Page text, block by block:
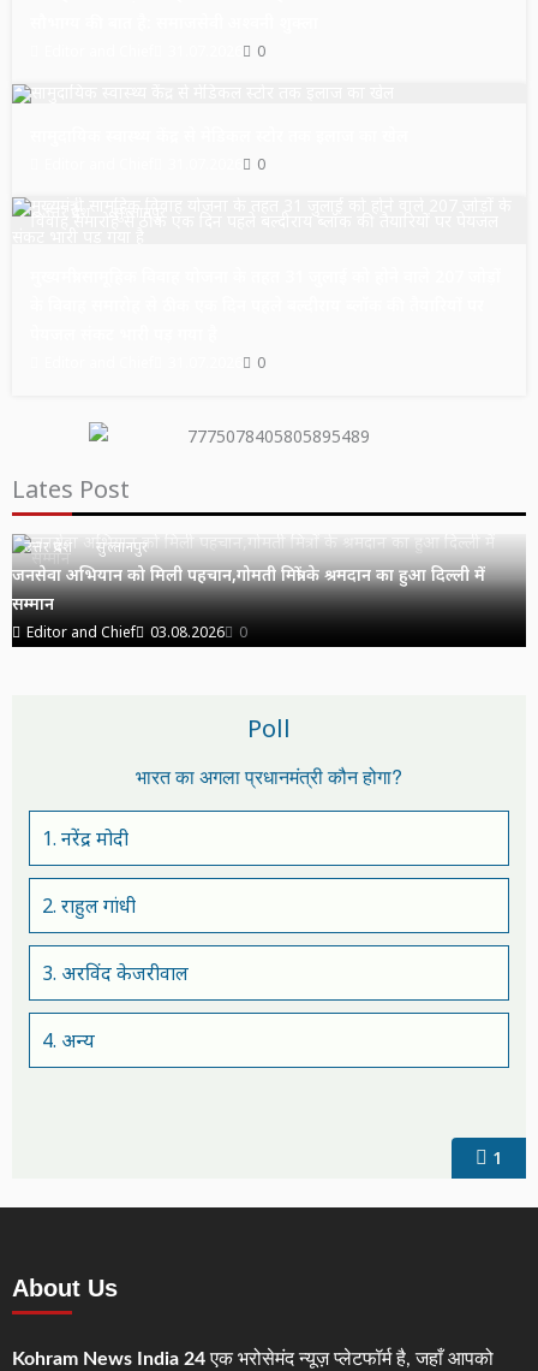
0
0
0
Lates Post
उत्तर प्रदेश सुल्तानपुर
जनसेवा अभियान को मिली पहचान,गोमती मित्रों के श्रमदान का हुआ दिल्ली में
सम्मान
Editor and Chief 03.08.2026 0
1
Poll
भारत का अगला प्रधानमंत्री कौन होगा?
1. नरेंद्र मोदी
2. राहुल गांधी
3. अरविंद केजरीवाल
4. अन्य
About Us
Kohram News India 24एक भरोसेमंद न्यूज़ प्लेटफॉर्म है, जहाँ आपको